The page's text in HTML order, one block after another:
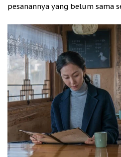
pesanannya yang belum sama